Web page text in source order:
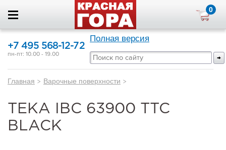
0
+7 495 568-12-72
пн-пт: 10.00 - 19.00
Полная версия
Главная > Варочные поверхности >
TEKA IBC 63900 TTC
BLACK